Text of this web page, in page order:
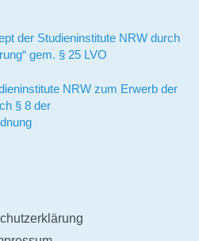
der Studieninstitute NRW durch
gem. § 25 LVO
NRW zum Erwerb der
§ 8 der